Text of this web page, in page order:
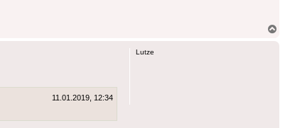
Lutze
11.01.2019, 12:34